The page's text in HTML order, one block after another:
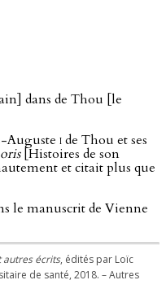
dans de Thou [le
Auguste ide Thou et ses
[Histoires de son
et citait plus que
le manuscrit de Vienne
autres écrits, édités par Loïc
de santé, 2018. – Autres